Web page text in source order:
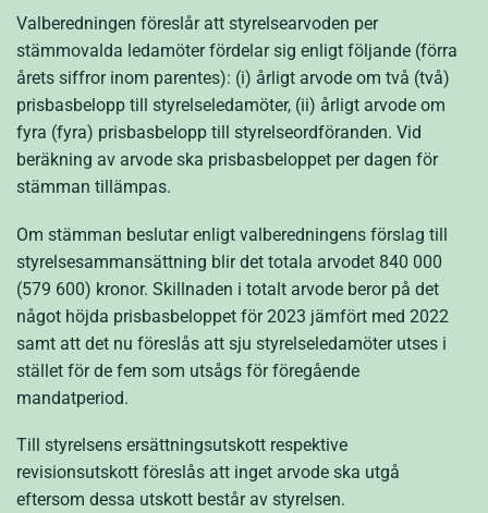
Valberedningen föreslår att styrelsearvoden per
stämmovalda ledamöter fördelar sig enligt följande (förra
årets siffror inom parentes): (i) årligt arvode om två (två)
prisbasbelopp till styrelseledamöter, (ii) årligt arvode om
fyra (fyra) prisbasbelopp till styrelseordföranden. Vid
beräkning av arvode ska prisbasbeloppet per dagen för
stämman tillämpas.
Om stämman beslutar enligt valberedningens förslag till
styrelsesammansättning blir det totala arvodet 840 000
(579 600) kronor. Skillnaden i totalt arvode beror på det
något höjda prisbasbeloppet för 2023 jämfört med 2022
samt att det nu föreslås att sju styrelseledamöter utses i
stället för de fem som utsågs för föregående
mandatperiod.
Till styrelsens ersättningsutskott respektive
revisionsutskott föreslås att inget arvode ska utgå
eftersom dessa utskott består av styrelsen.